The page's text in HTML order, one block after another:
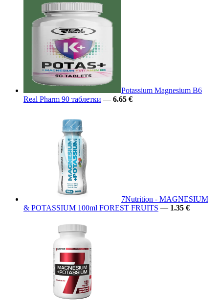
Potassium Magnesium B6
Real Pharm 90 таблетки — 6.65 €
7Nutrition - MAGNESIUM
& POTASSIUM 100ml FOREST FRUITS — 1.35 €